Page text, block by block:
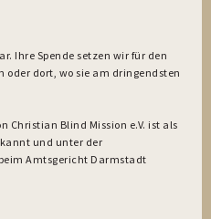
Ihre Spende setzen wir für den
oder dort, wo sie am dringendsten
Christian Blind Mission e.V. ist als
und unter der
Amtsgericht Darmstadt